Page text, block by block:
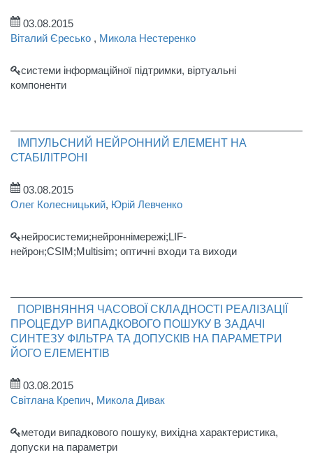
03.08.2015
Віталий Єресько , Микола Нестеренко
системи інформаційної підтримки, віртуальні
компоненти
ІМПУЛЬСНИЙ НЕЙРОННИЙ ЕЛЕМЕНТ НА
СТАБІЛІТРОНІ
03.08.2015
Олег Колесницький, Юрій Левченко
нейросистеми;нейроннімережі;LIF-
нейрон;CSIM;Multisim; оптичні входи та виходи
ПОРІВНЯННЯ ЧАСОВОЇ СКЛАДНОСТІ РЕАЛІЗАЦІЇ
ПРОЦЕДУР ВИПАДКОВОГО ПОШУКУ В ЗАДАЧІ
СИНТЕЗУ ФІЛЬТРА ТА ДОПУСКІВ НА ПАРАМЕТРИ
ЙОГО ЕЛЕМЕНТІВ
03.08.2015
Світлана Крепич, Микола Дивак
методи випадкового пошуку, вихідна характеристика,
допуски на параметри